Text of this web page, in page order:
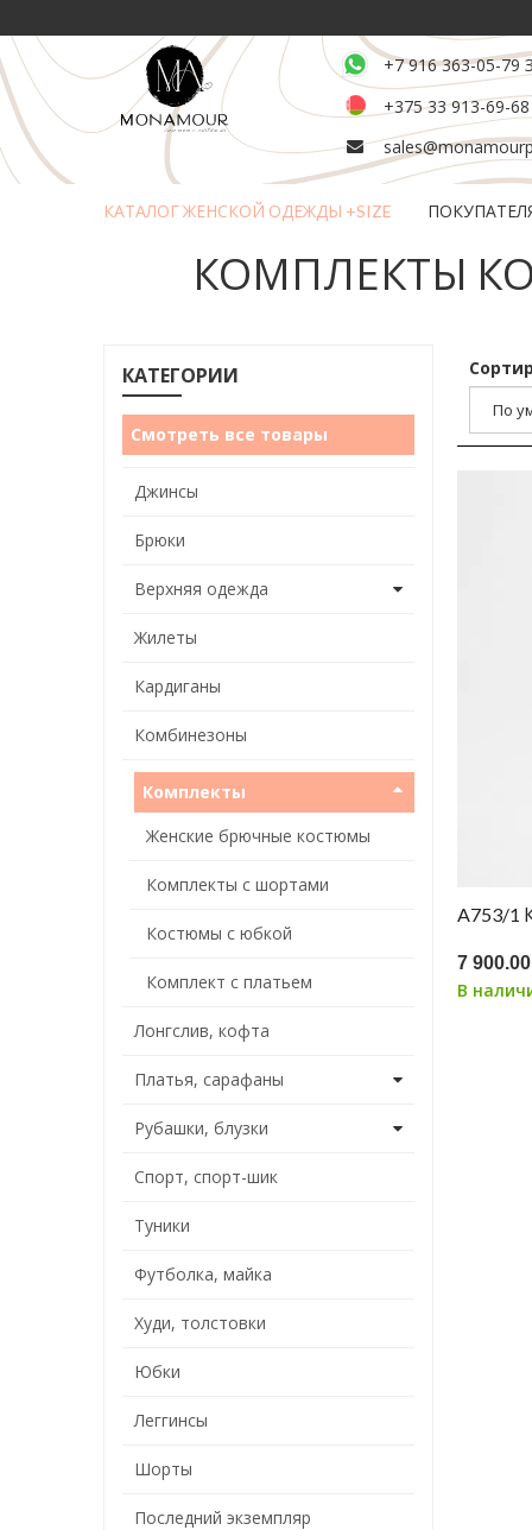
+7 916 363-05-79
+375 33 913-69-
КАТАЛОГ ЖЕНСКОЙ ОДЕЖДЫ +SIZE
КОМПЛЕКТЫ
КАТЕГОРИИ
Смотреть все товары
Джинсы
Брюки
Верхняя одежда
Жилеты
Кардиганы
Комбинезоны
Комплекты
Женские брючные костюмы
Комплекты с шортами
Костюмы с юбкой
Комплект с платьем
Лонгслив, кофта
Платья, сарафаны
Рубашки, блузки
Спорт, спорт-шик
Туники
Футболка, майка
Худи, толстовки
Юбки
Леггинсы
Шорты
Последний экземпляр
A753/
7
В